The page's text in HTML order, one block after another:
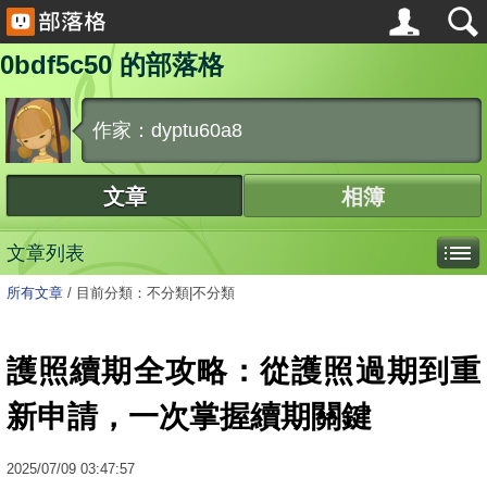
0bdf5c50 的部落格
作家：dyptu60a8
文章 相簿
文章列表
所有文章 / 目前分類：不分類|不分類
護照續期全攻略：從護照過期到重
新申請，一次掌握續期關鍵
2025/07/09 03:47:57